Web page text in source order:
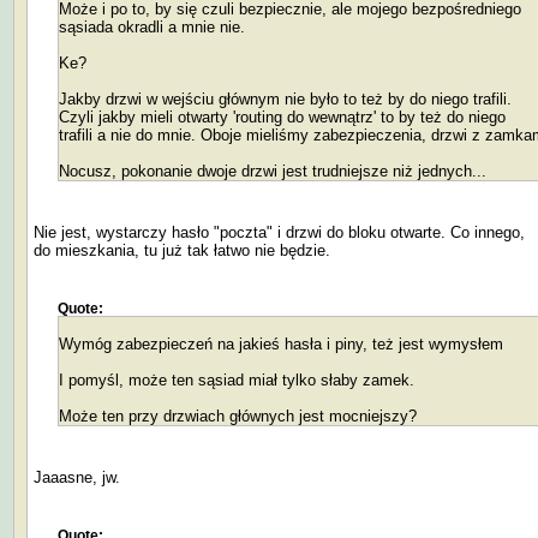
Może i po to, by się czuli bezpiecznie, ale mojego bezpośredniego
sąsiada okradli a mnie nie.
Ke?
Jakby drzwi w wejściu głównym nie było to też by do niego trafili.
Czyli jakby mieli otwarty 'routing do wewnątrz' to by też do niego
trafili a nie do mnie. Oboje mieliśmy zabezpieczenia, drzwi z
Nocusz, pokonanie dwoje drzwi jest trudniejsze niż jednych...
Nie jest, wystarczy hasło "poczta" i drzwi do bloku otwarte. Co innego,
do mieszkania, tu już tak łatwo nie będzie.
Quote:
Wymóg zabezpieczeń na jakieś hasła i piny, też jest wymysłem
I pomyśl, może ten sąsiad miał tylko słaby zamek.
Może ten przy drzwiach głównych jest mocniejszy?
Jaaasne, jw.